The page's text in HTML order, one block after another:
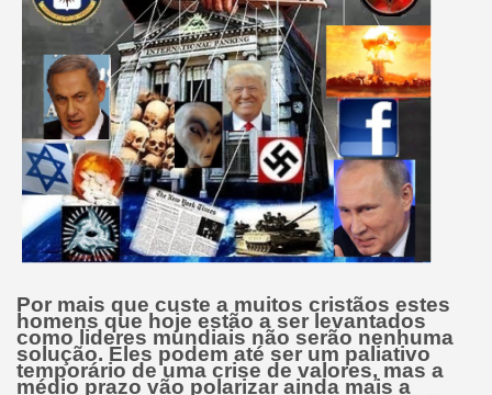
Por mais que custe a muitos cristãos estes
homens que hoje estão a ser levantados
como lideres mundiais não serão nenhuma
solução. Eles podem até ser um paliativo
temporário de uma crise de valores, mas a
médio prazo vão polarizar ainda mais a